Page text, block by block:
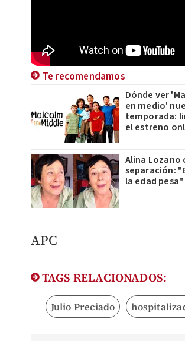
Te recomendamos
Dónde ver
en medio'
temporada:
el estreno
Alina Lozano
separación:
la edad pesa"
APC
TAGS RELACIONADOS:
Julio Preciado